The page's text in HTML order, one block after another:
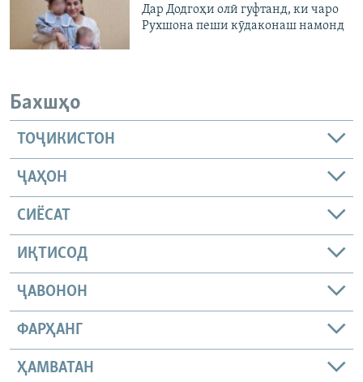
Дар Додгоҳи олӣ гуфтанд, ки чаро
Рухшона пеши кӯдаконаш намонд
Бахшҳо
ТОҶИКИСТОН
ҶАҲОН
СИЁСАТ
ИҚТИСОД
ҶАВОНОН
ФАРҲАНГ
ҲАМВАТАН